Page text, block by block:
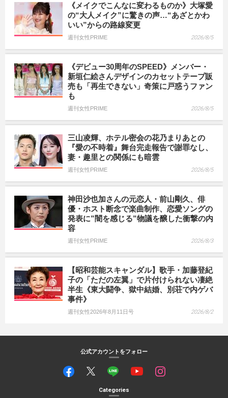
《メイクでこんなに変わるものか》大塚愛
の“大人メイク”に驚きの声…“あざとかわ
いい”からの路線変更
週刊女性PRIME 2026/8/5
《デビュー30周年のSPEED》メンバー・
新垣仁絵さんデザインのカセットテープ販
売も「再生できない」奇策に戸惑うファン
も
週刊女性PRIME 2026/8/5
三山凌輝、ホテル密会の花乃まりあとの
『愛の不時着』舞台完走報告で謝罪なし、
妻・趣里との関係にも暗雲
週刊女性PRIME 2026/8/5
神田沙也加さんの元恋人・前山剛久、俳
優・ホスト断念で楽曲制作、恋愛ソングの
発表に”闇を感じる”物議を醸した衝撃の内
容
週刊女性PRIME 2026/8/3
【昭和芸能スキャンダル】歌手・加藤登紀
子の「ただの左翼」で片付けられない凄絶
半生《東大闘争、獄中結婚、別荘で内ゲバ
事件》
週刊女性2026年8月11日号 2026/8/2
公式アカウントをフォロー
Categories